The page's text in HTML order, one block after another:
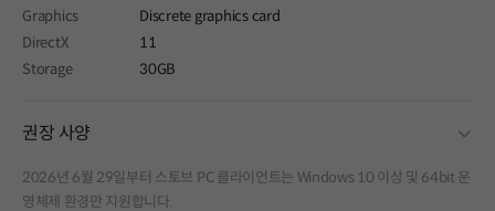
Graphics
Discrete graphics card
DirectX
11
Storage
30GB
권장 사양
2026년 6월 29일부터 스토브 PC 클라이언트는 Windows 10 이상 및 64bit 운
영체제 환경만 지원합니다.